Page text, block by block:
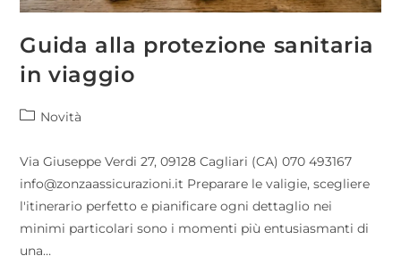
Guida alla protezione sanitaria
in viaggio
Novità
Via Giuseppe Verdi 27, 09128 Cagliari (CA) 070 493167
info@zonzaassicurazioni.it Preparare le valigie, scegliere
l'itinerario perfetto e pianificare ogni dettaglio nei
minimi particolari sono i momenti più entusiasmanti di
una…